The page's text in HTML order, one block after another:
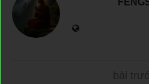
bài